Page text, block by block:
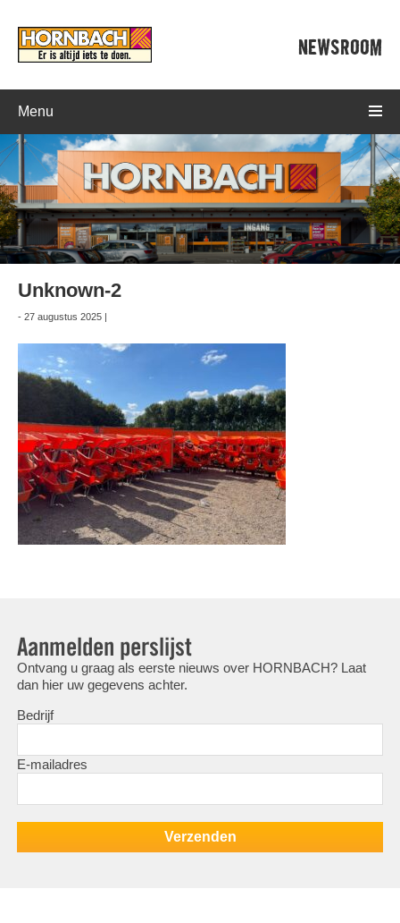
NEWSROOM
Menu
Unknown-2
- 27 augustus 2025 |
Aanmelden perslijst
Ontvang u graag als eerste nieuws over HORNBACH? Laat
dan hier uw gegevens achter.
Bedrijf
E-mailadres